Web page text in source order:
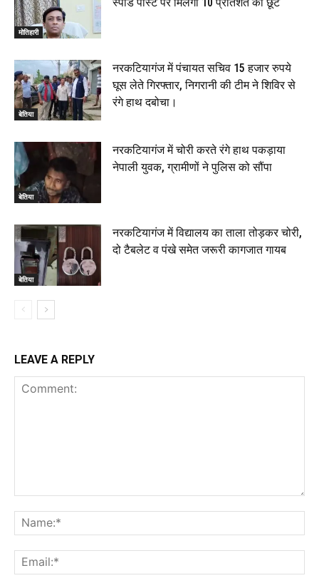
मोतिहारी
बेतिया
नरकटियागंज में पंचायत सचिव 15 हजार रुपये
घूस लेते गिरफ्तार, निगरानी की टीम ने शिविर से
रंगे हाथ दबोचा।
बेतिया
नरकटियागंज में चोरी करते रंगे हाथ पकड़ाया
नेपाली युवक, ग्रामीणों ने पुलिस को सौंपा
बेतिया
नरकटियागंज में विद्यालय का ताला तोड़कर चोरी,
दो टैबलेट व पंखे समेत जरूरी कागजात गायब
LEAVE A REPLY